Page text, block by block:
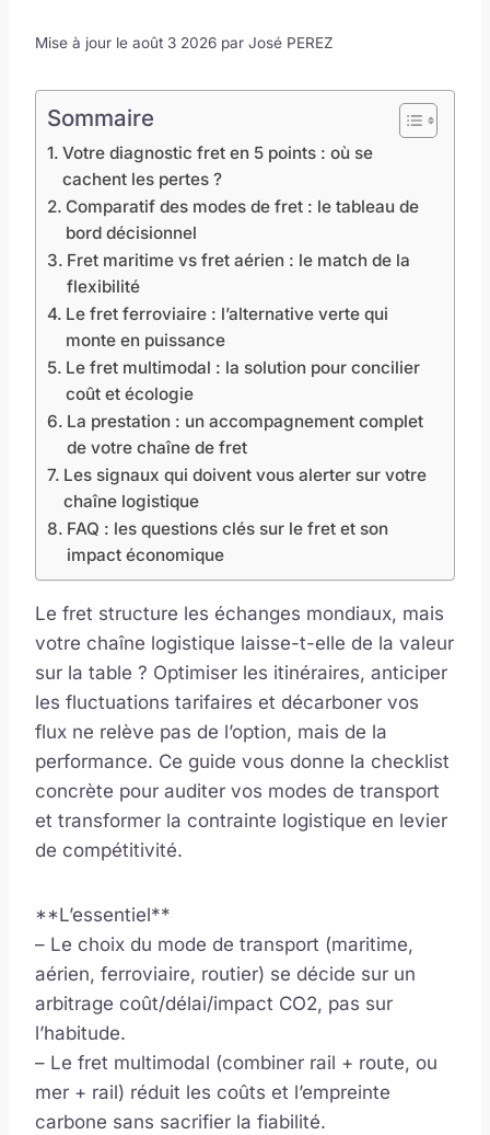
Mise à jour le août 3 2026 par José PEREZ
Sommaire
Votre diagnostic fret en 5 points : où se
cachent les pertes ?
Comparatif des modes de fret : le tableau de
bord décisionnel
Fret maritime vs fret aérien : le match de la
flexibilité
Le fret ferroviaire : l’alternative verte qui
monte en puissance
Le fret multimodal : la solution pour concilier
coût et écologie
La prestation : un accompagnement complet
de votre chaîne de fret
Les signaux qui doivent vous alerter sur votre
chaîne logistique
FAQ : les questions clés sur le fret et son
impact économique
Le fret structure les échanges mondiaux, mais
votre chaîne logistique laisse-t-elle de la valeur
sur la table ? Optimiser les itinéraires, anticiper
les fluctuations tarifaires et décarboner vos
flux ne relève pas de l’option, mais de la
performance. Ce guide vous donne la checklist
concrète pour auditer vos modes de transport
et transformer la contrainte logistique en levier
de compétitivité.
**L’essentiel**
– Le choix du mode de transport (maritime,
aérien, ferroviaire, routier) se décide sur un
arbitrage coût/délai/impact CO2, pas sur
l’habitude.
– Le fret multimodal (combiner rail + route, ou
mer + rail) réduit les coûts et l’empreinte
carbone sans sacrifier la fiabilité.